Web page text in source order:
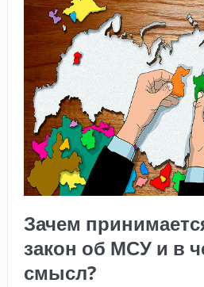
Зачем
закон об МСУ и в
смысл?